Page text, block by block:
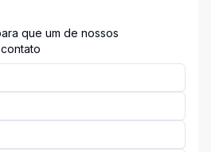
que um de nossos